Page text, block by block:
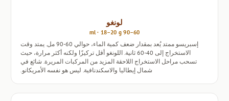
لونغو
60–90 ml · 18–20 g
إسبريسو ممتد يُعد بمقدار ضعف كمية الماء، حوالي 60-90 مل. يمتد وقت
الاستخراج إلى 40-60 ثانية. اللونغو أقل تركيزًا ولكنه أكثر مرارة، حيث
تسحب مراحل الاستخراج اللاحقة المزيد من المركبات المريرة. شائع في
شمال إيطاليا والاسكندنافية. ليس هو نفسه الأمريكانو.